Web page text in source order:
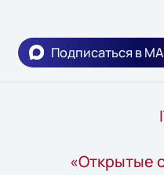
Подписаться в
«Открытые